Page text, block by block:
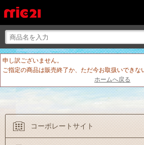
申し訳ございません。
ご指定の商品は販売終了か、ただ今お取扱いできな
ホームへ戻る
コーポレートサイト